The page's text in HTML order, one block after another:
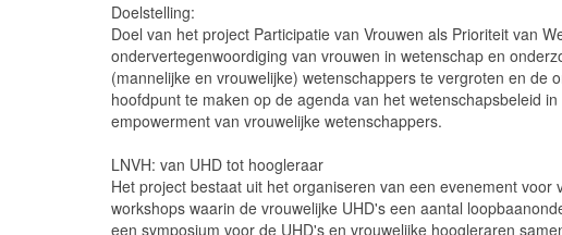
Doelstelling:
Doel van het project Participatie van Vrouwen als Prioriteit van
ondervertegenwoordiging van vrouwen in wetenschap en
(mannelijke en vrouwelijke) wetenschappers te vergroten en de
hoofdpunt te maken op de agenda van het wetenschapsbeleid
empowerment van vrouwelijke wetenschappers.
LNVH: van UHD tot hoogleraar
Het project bestaat uit het organiseren van een evenement
workshops waarin de vrouwelijke UHD's een aantal
een symposium voor de UHD's en vrouwelijke hoogleraren